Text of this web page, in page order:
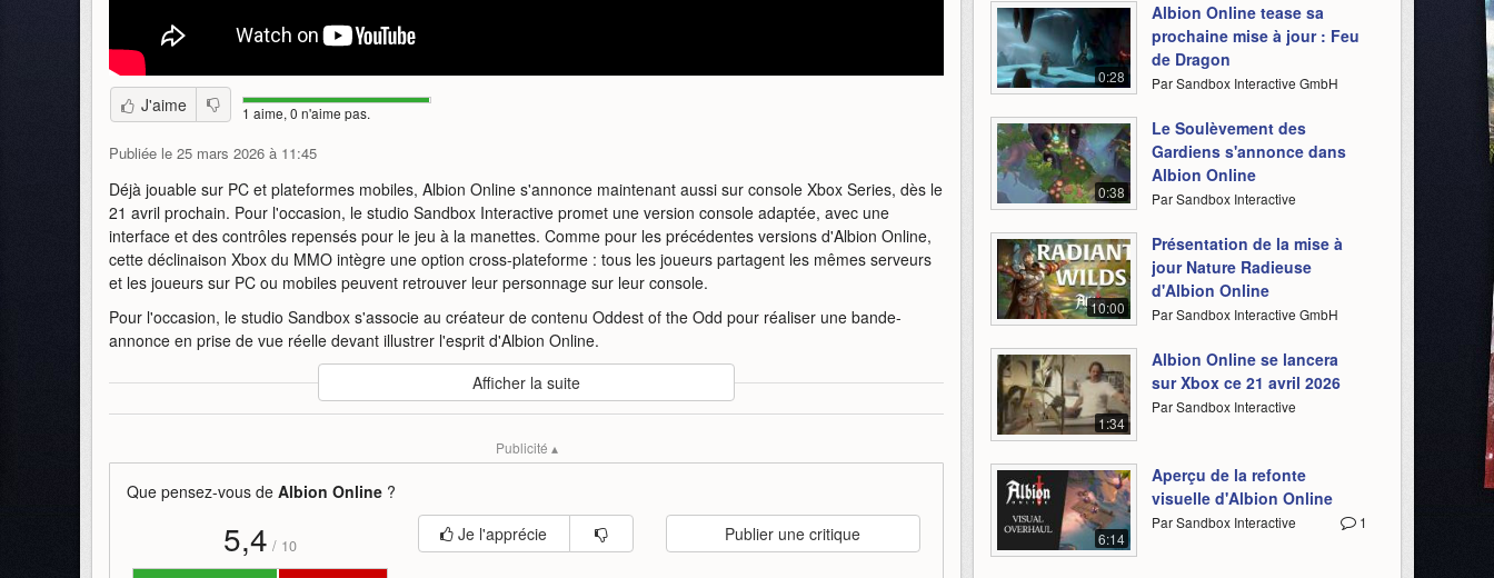
J'aime 1 aime, 0 n'aime pas.
Publiée le 25 mars 2026 à 11:45
Déjà jouable sur PC et plateformes mobiles, Albion Online s'annonce maintenant aussi sur console Xbox Series, dès le
21 avril prochain. Pour l'occasion, le studio Sandbox Interactive promet une version console adaptée, avec une
interface et des contrôles repensés pour le jeu à la manettes. Comme pour les précédentes versions d'Albion Online,
cette déclinaison Xbox du MMO intègre une option cross-plateforme : tous les joueurs partagent les mêmes serveurs
et les joueurs sur PC ou mobiles peuvent retrouver leur personnage sur leur console.
Pour l'occasion, le studio Sandbox s'associe au créateur de contenu Oddest of the Odd pour réaliser une bande-
annonce en prise de vue réelle devant illustrer l'esprit d'Albion Online.
Afficher la suite
Publicité ▴
Que pensez-vous de Albion Online ?
5,4 / 10
Je l'apprécie Publier une critique
0:28
Albion Online tease sa
prochaine mise à jour : Feu
de Dragon
Par Sandbox Interactive GmbH
0:38
Le Soulèvement des
Gardiens s'annonce dans
Albion Online
Par Sandbox Interactive
10:00
Présentation de la mise à
jour Nature Radieuse
d'Albion Online
Par Sandbox Interactive GmbH
1:34
Albion Online se lancera
sur Xbox ce 21 avril 2026
Par Sandbox Interactive
6:14
Aperçu de la refonte
visuelle d'Albion Online
1
Par Sandbox Interactive